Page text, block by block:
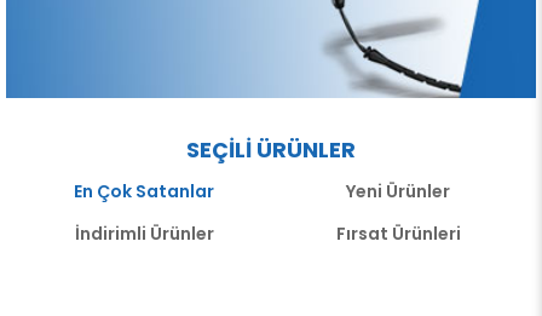
SEÇİLİ ÜRÜNLER
En Çok Satanlar
Yeni Ürünler
İndirimli Ürünler
Fırsat Ürünleri